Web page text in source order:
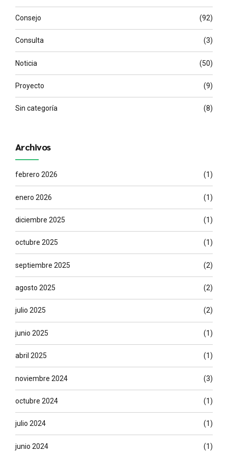
Consejo (92)
Consulta (3)
Noticia (50)
Proyecto (9)
Sin categoría (8)
Archivos
febrero 2026 (1)
enero 2026 (1)
diciembre 2025 (1)
octubre 2025 (1)
septiembre 2025 (2)
agosto 2025 (2)
julio 2025 (2)
junio 2025 (1)
abril 2025 (1)
noviembre 2024 (3)
octubre 2024 (1)
julio 2024 (1)
junio 2024 (1)